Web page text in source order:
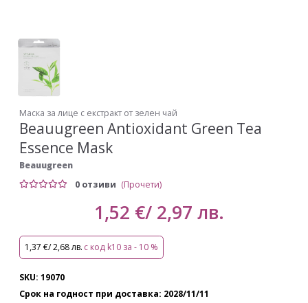
Маска за лице с екстракт от зелен чай
Beauugreen Antioxidant Green Tea
Essence Mask
Beauugreen
0 отзиви (Прочети)
1,52 €/ 2,97 лв.
1,37 €/ 2,68 лв. с код k10 за - 10 %
SKU: 19070
Срок на годност при доставка: 2028/11/11